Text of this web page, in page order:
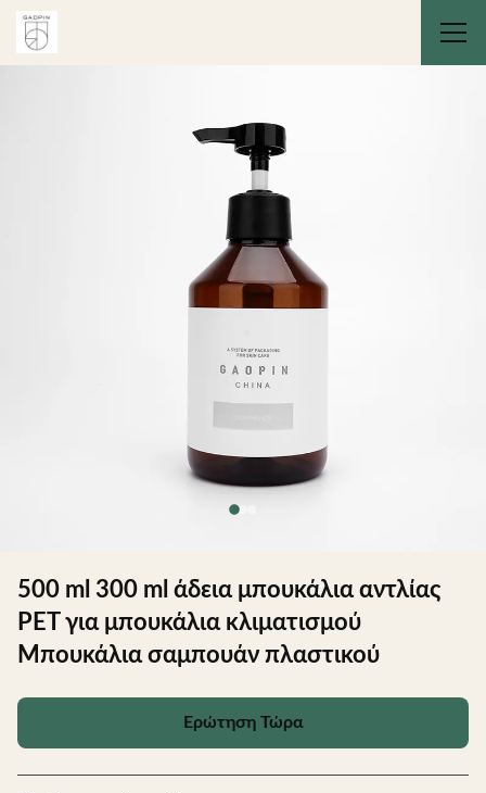
500 ml 300 ml άδεια μπουκάλια αντλίας
PET για μπουκάλια κλιματισμού
Μπουκάλια σαμπουάν πλαστικού
Ερώτηση Τώρα